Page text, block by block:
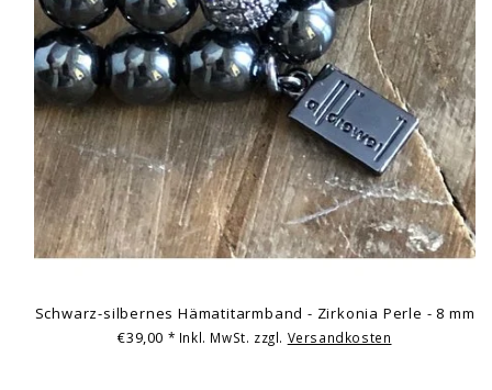
Schwarz-silbernes Hämatitarmband - Zirkonia Perle - 8 mm
€39,00 * Inkl. MwSt. zzgl. Versandkosten